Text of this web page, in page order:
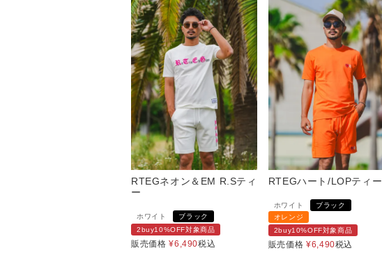
RTEGネオン＆EM R.Sティ
ー
ホワイト
ブラック
2buy10%OFF対象商品
販売価格 ¥6,490税込
RTEGハート/LOPティー
ホワイト
ブラック
オレンジ
2buy10%OFF対象商品
販売価格 ¥6,490税込